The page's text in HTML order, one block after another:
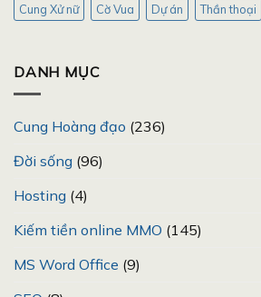
Cung Xử nữ
Cờ Vua Dự án Thần thoại
DANH MỤC
Cung Hoàng đạo (236)
Đời sống (96)
Hosting (4)
Kiếm tiền online MMO (145)
MS Word Office (9)